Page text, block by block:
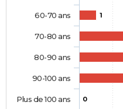
1
0
60-70 ans
70-80 ans
80-90 ans
90-100 ans
Plus de 100 ans